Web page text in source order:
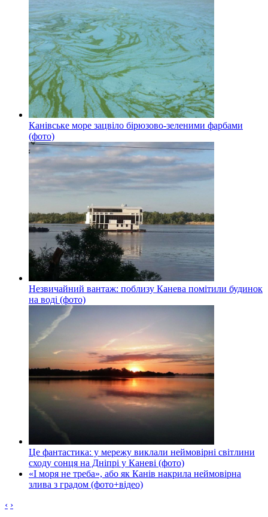
Канівське море зацвіло бірюзово-зеленими фарбами
(фото)
Незвичайний вантаж: поблизу Канева помітили будинок
на воді (фото)
Це фантастика: у мережу виклали неймовірні світлини
сходу сонця на Дніпрі у Каневі (фото)
«І моря не треба», або як Канів накрила неймовірна
злива з градом (фото+відео)
‹ ›